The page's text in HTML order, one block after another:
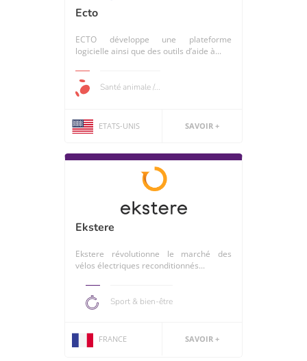
Ecto
ECTO développe une plateforme
logicielle ainsi que des outils d’aide à...
Santé animale /...
ETATS-UNIS SAVOIR +
Ekstere
Ekstere révolutionne le marché des
vélos électriques reconditionnés...
Sport & bien-être
FRANCE SAVOIR +